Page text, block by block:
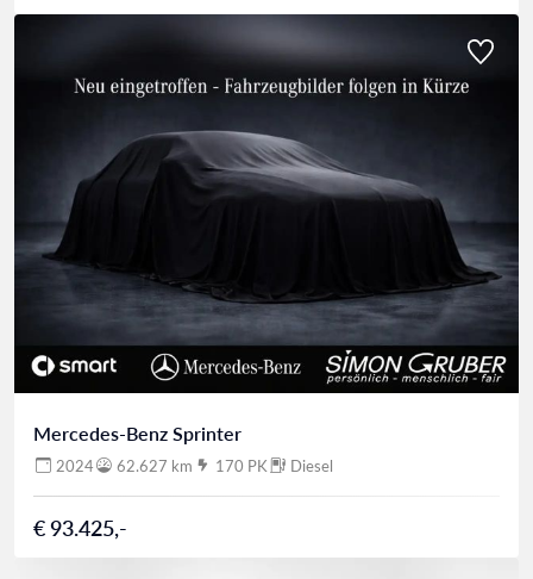
Mercedes-Benz Sprinter
2024 62.627 km 170 PK Diesel
€ 93.425,-